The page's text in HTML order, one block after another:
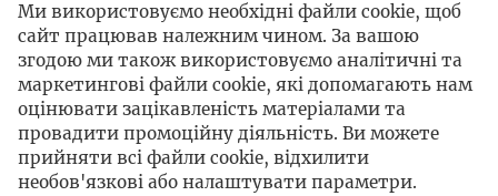
Ludwik Rubel
Ми використовуємо необхідні файли cookie, щоб
сайт працював належним чином. За вашою
згодою ми також використовуємо аналітичні та
маркетингові файли cookie, які допомагають нам
оцінювати зацікавленість матеріалами та
провадити промоційну діяльність. Ви можете
прийняти всі файли cookie, відхилити
необов'язкові або налаштувати параметри.